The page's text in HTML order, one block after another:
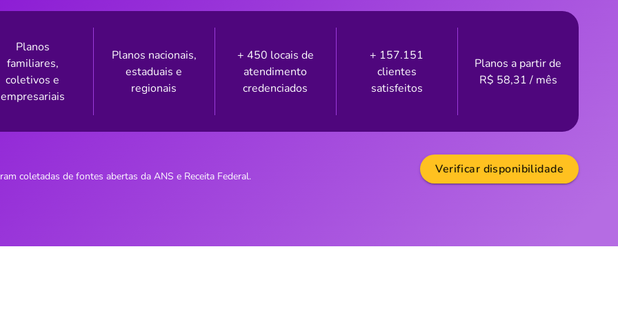
Planos
familiares,
coletivos e
empresariais
Planos nacionais,
estaduais e
regionais
+ 450 locais de
atendimento
credenciados
+ 157.151
clientes
satisfeitos
Planos a partir de
R$ 58,31/ mês
coletadas de fontes abertas da ANS e Receita Federal. Verificar disponibilidade